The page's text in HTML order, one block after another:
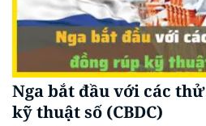
Nga bắt đầu với các
kỹ thuật số (CBDC)